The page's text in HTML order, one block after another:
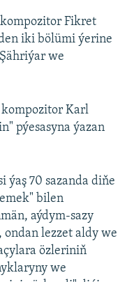
Fikret
iki bölümi ýerine
we
Karl
pýesasyna ýazan
ýaş 70 sazanda diňe
bilen
aýdym-sazy
ondan lezzet aldy we
özleriniň
we